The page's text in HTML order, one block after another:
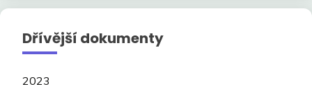
Dřívější dokumenty
2023